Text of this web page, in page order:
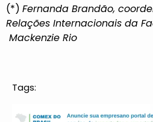
(*) Fernanda Brandão,
Relações Internacionais da
Mackenzie Rio
Tags: